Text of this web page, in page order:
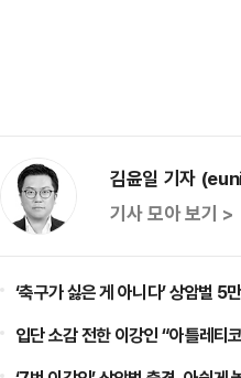
김윤일 기자
기사 모아 보기 >
‘축구가 싫은 게 아니다’ 상암벌 5
입단 소감 전한 이강인 “아틀레티